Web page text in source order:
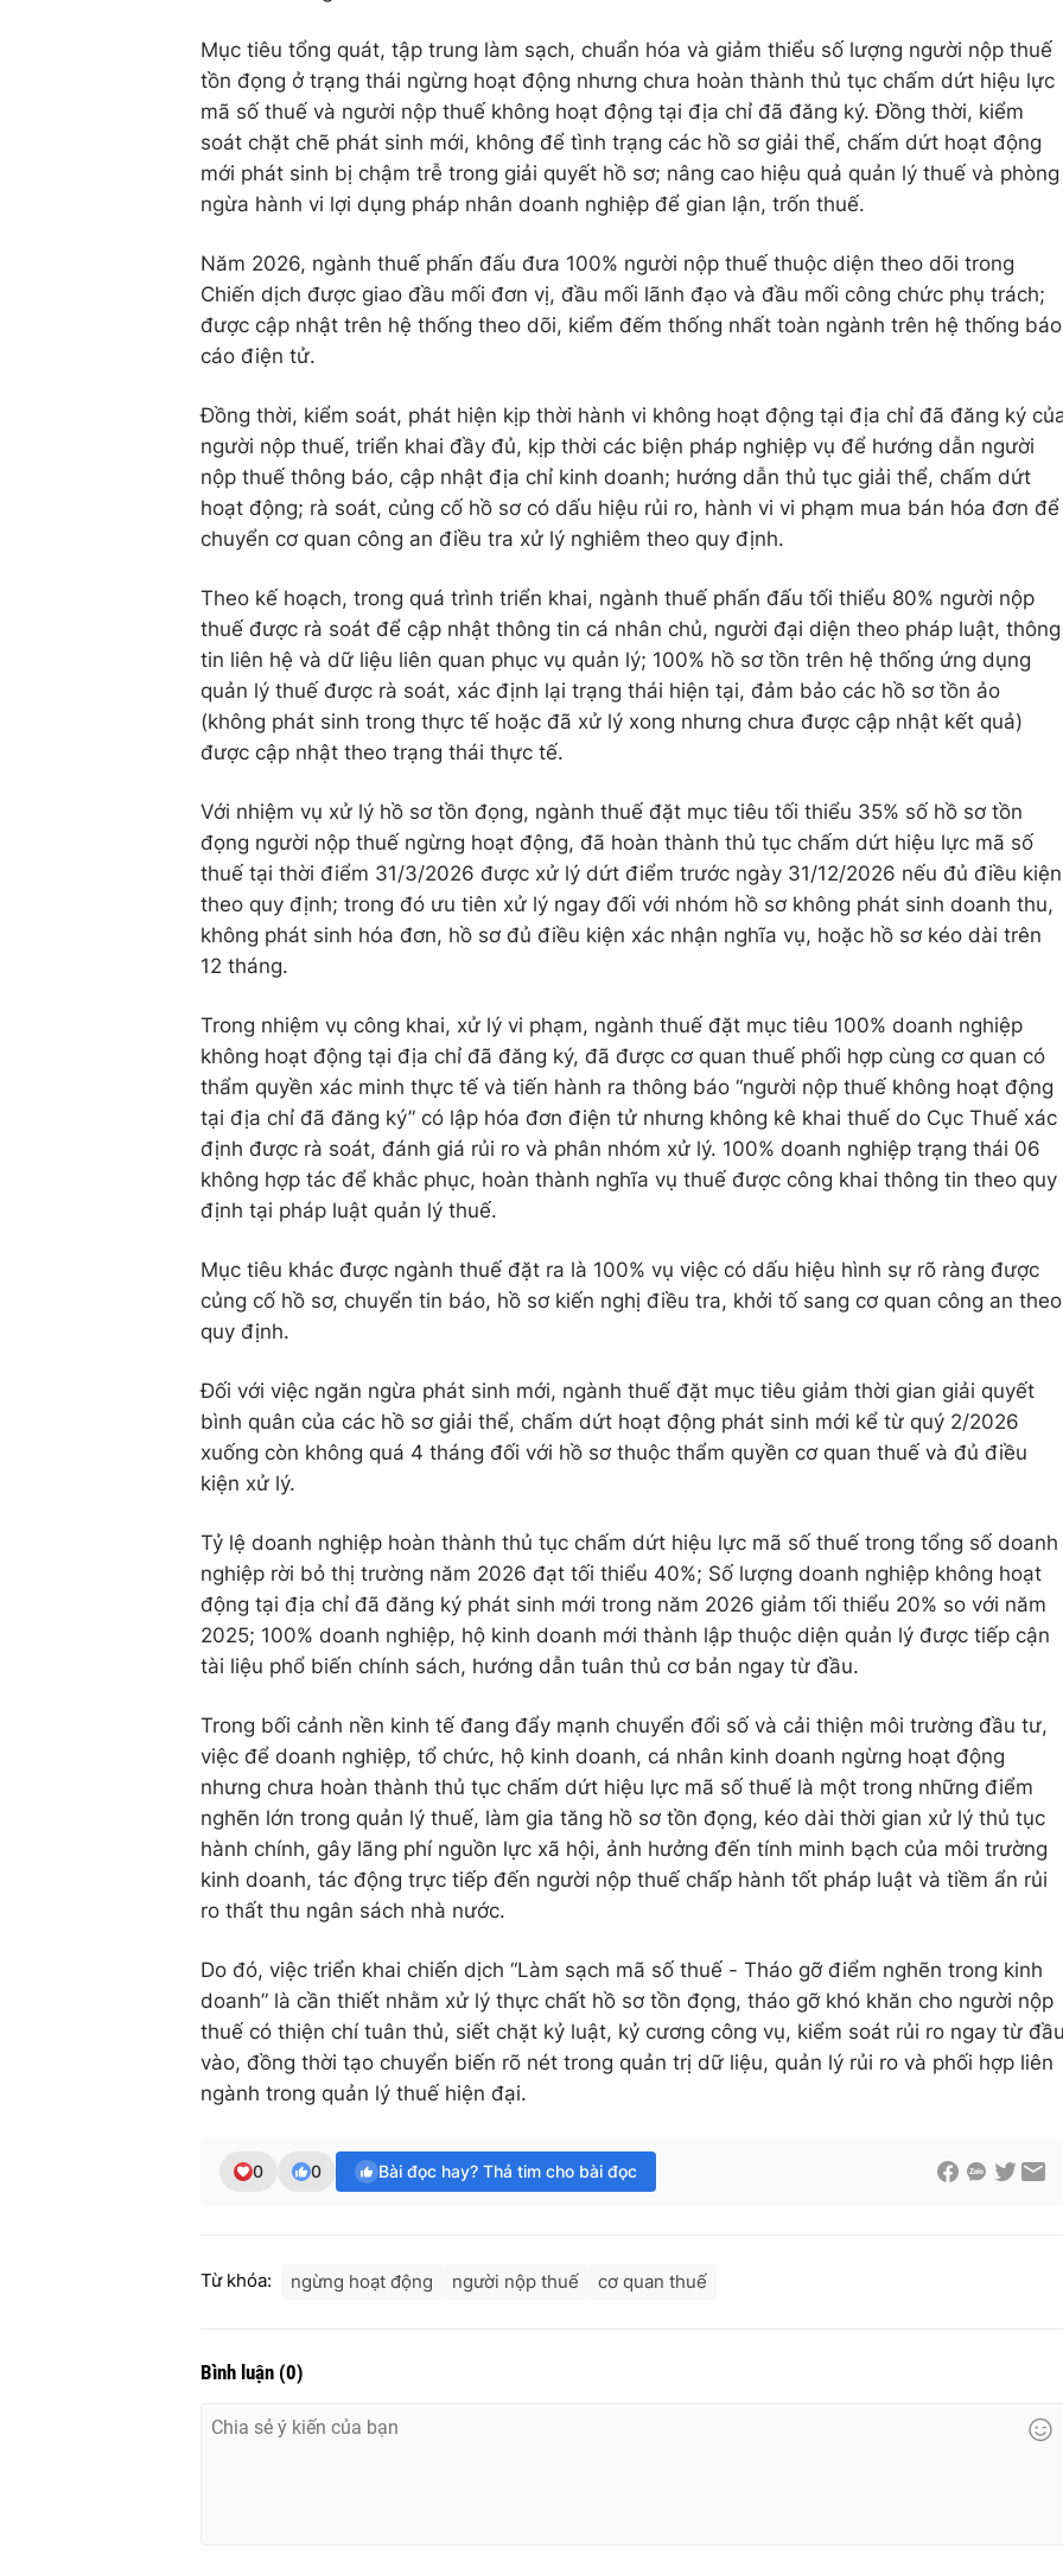
Mục tiêu tổng quát, tập trung làm sạch, chuẩn hóa và giảm thiểu số lượng người nộp thuế
tồn đọng ở trạng thái ngừng hoạt động nhưng chưa hoàn thành thủ tục chấm dứt hiệu lực
mã số thuế và người nộp thuế không hoạt động tại địa chỉ đã đăng ký. Đồng thời, kiểm
soát chặt chẽ phát sinh mới, không để tình trạng các hồ sơ giải thể, chấm dứt hoạt động
mới phát sinh bị chậm trễ trong giải quyết hồ sơ; nâng cao hiệu quả quản lý thuế và phòng
ngừa hành vi lợi dụng pháp nhân doanh nghiệp để gian lận, trốn thuế.
Năm 2026, ngành thuế phấn đấu đưa 100% người nộp thuế thuộc diện theo dõi trong
Chiến dịch được giao đầu mối đơn vị, đầu mối lãnh đạo và đầu mối công chức phụ trách;
được cập nhật trên hệ thống theo dõi, kiểm đếm thống nhất toàn ngành trên hệ thống báo
cáo điện tử.
Đồng thời, kiểm soát, phát hiện kịp thời hành vi không hoạt động tại địa chỉ đã đăng ký
người nộp thuế, triển khai đầy đủ, kịp thời các biện pháp nghiệp vụ để hướng dẫn người
nộp thuế thông báo, cập nhật địa chỉ kinh doanh; hướng dẫn thủ tục giải thể, chấm dứt
hoạt động; rà soát, củng cố hồ sơ có dấu hiệu rủi ro, hành vi vi phạm mua bán hóa đơn để
chuyển cơ quan công an điều tra xử lý nghiêm theo quy định.
Theo kế hoạch, trong quá trình triển khai, ngành thuế phấn đấu tối thiểu 80% người nộp
thuế được rà soát để cập nhật thông tin cá nhân chủ, người đại diện theo pháp luật, thông
tin liên hệ và dữ liệu liên quan phục vụ quản lý; 100% hồ sơ tồn trên hệ thống ứng dụng
quản lý thuế được rà soát, xác định lại trạng thái hiện tại, đảm bảo các hồ sơ tồn ảo
(không phát sinh trong thực tế hoặc đã xử lý xong nhưng chưa được cập nhật kết quả)
được cập nhật theo trạng thái thực tế.
Với nhiệm vụ xử lý hồ sơ tồn đọng, ngành thuế đặt mục tiêu tối thiểu 35% số hồ sơ tồn
đọng người nộp thuế ngừng hoạt động, đã hoàn thành thủ tục chấm dứt hiệu lực mã số
thuế tại thời điểm 31/3/2026 được xử lý dứt điểm trước ngày 31/12/2026 nếu đủ điều kiện
theo quy định; trong đó ưu tiên xử lý ngay đối với nhóm hồ sơ không phát sinh doanh thu,
không phát sinh hóa đơn, hồ sơ đủ điều kiện xác nhận nghĩa vụ, hoặc hồ sơ kéo dài trên
12 tháng.
Trong nhiệm vụ công khai, xử lý vi phạm, ngành thuế đặt mục tiêu 100% doanh nghiệp
không hoạt động tại địa chỉ đã đăng ký, đã được cơ quan thuế phối hợp cùng cơ quan có
thẩm quyền xác minh thực tế và tiến hành ra thông báo “người nộp thuế không hoạt động
tại địa chỉ đã đăng ký” có lập hóa đơn điện tử nhưng không kê khai thuế do Cục Thuế xác
định được rà soát, đánh giá rủi ro và phân nhóm xử lý. 100% doanh nghiệp trạng thái 06
không hợp tác để khắc phục, hoàn thành nghĩa vụ thuế được công khai thông tin theo quy
định tại pháp luật quản lý thuế.
Mục tiêu khác được ngành thuế đặt ra là 100% vụ việc có dấu hiệu hình sự rõ ràng được
củng cố hồ sơ, chuyển tin báo, hồ sơ kiến nghị điều tra, khởi tố sang cơ quan công an theo
quy định.
Đối với việc ngăn ngừa phát sinh mới, ngành thuế đặt mục tiêu giảm thời gian giải quyết
bình quân của các hồ sơ giải thể, chấm dứt hoạt động phát sinh mới kể từ quý 2/2026
xuống còn không quá 4 tháng đối với hồ sơ thuộc thẩm quyền cơ quan thuế và đủ điều
kiện xử lý.
Tỷ lệ doanh nghiệp hoàn thành thủ tục chấm dứt hiệu lực mã số thuế trong tổng số doanh
nghiệp rời bỏ thị trường năm 2026 đạt tối thiểu 40%; Số lượng doanh nghiệp không hoạt
động tại địa chỉ đã đăng ký phát sinh mới trong năm 2026 giảm tối thiểu 20% so với năm
2025; 100% doanh nghiệp, hộ kinh doanh mới thành lập thuộc diện quản lý được tiếp cận
tài liệu phổ biến chính sách, hướng dẫn tuân thủ cơ bản ngay từ đầu.
Trong bối cảnh nền kinh tế đang đẩy mạnh chuyển đổi số và cải thiện môi trường đầu tư,
việc để doanh nghiệp, tổ chức, hộ kinh doanh, cá nhân kinh doanh ngừng hoạt động
nhưng chưa hoàn thành thủ tục chấm dứt hiệu lực mã số thuế là một trong những điểm
nghẽn lớn trong quản lý thuế, làm gia tăng hồ sơ tồn đọng, kéo dài thời gian xử lý thủ tục
hành chính, gây lãng phí nguồn lực xã hội, ảnh hưởng đến tính minh bạch của môi trường
kinh doanh, tác động trực tiếp đến người nộp thuế chấp hành tốt pháp luật và tiềm ẩn rủi
ro thất thu ngân sách nhà nước.
Do đó, việc triển khai chiến dịch “Làm sạch mã số thuế - Tháo gỡ điểm nghẽn trong kinh
doanh” là cần thiết nhằm xử lý thực chất hồ sơ tồn đọng, tháo gỡ khó khăn cho người nộp
thuế có thiện chí tuân thủ, siết chặt kỷ luật, kỷ cương công vụ, kiểm soát rủi ro ngay từ
vào, đồng thời tạo chuyển biến rõ nét trong quản trị dữ liệu, quản lý rủi ro và phối hợp liên
ngành trong quản lý thuế hiện đại.
0 0 Bài đọc hay? Thả tim cho bài đọc
Từ khóa: ngừng hoạt động người nộp thuế cơ quan thuế
Bình luận (0)